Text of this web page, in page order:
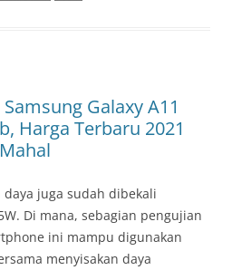
Galaxy A11
Harga Terbaru 2021
juga sudah dibekali
Di mana, sebagian pengujian
ini mampu digunakan
menyisakan daya